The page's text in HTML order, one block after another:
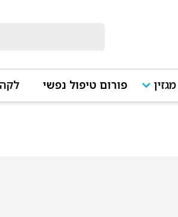
מגזין פורום טיפול נפשי